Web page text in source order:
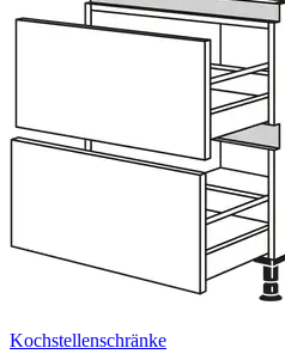
Kochstellenschränke